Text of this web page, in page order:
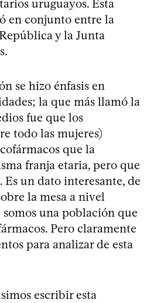
uruguayos. Esta
en conjunto entre la
y la Junta
se hizo énfasis en
la que más llamó la
fue que los
todo las mujeres)
que la
franja etaria, pero que
un dato interesante, de
la mesa a nivel
una población que
Pero claramente
para analizar de esta
escribir esta